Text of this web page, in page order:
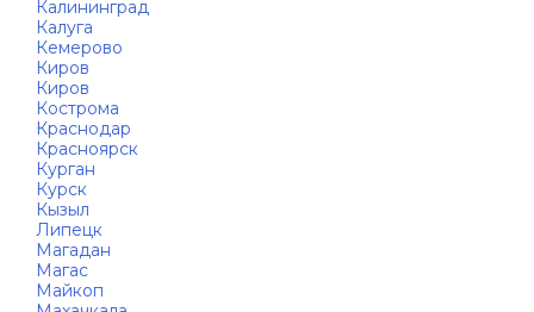
Калининград
Калуга
Кемерово
Киров
Киров
Кострома
Краснодар
Красноярск
Курган
Курск
Кызыл
Липецк
Магадан
Магас
Майкоп